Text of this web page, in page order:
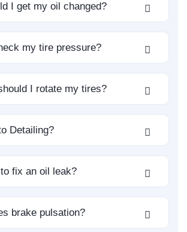
I get my oil changed?
my tire pressure?
I rotate my tires?
Detailing?
fix an oil leak?
brake pulsation?